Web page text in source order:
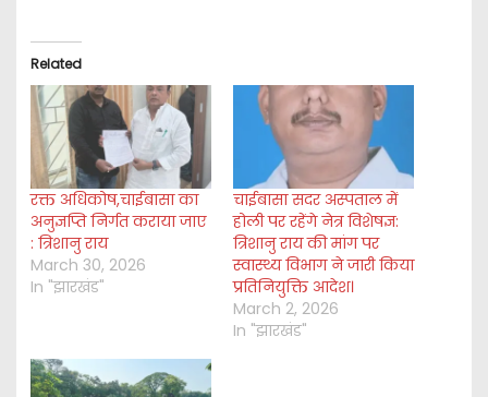
i
n
g
…
Related
रक्त अधिकोष,चाईबासा का
अनुज्ञप्ति निर्गत कराया जाए
: त्रिशानु राय
March 30, 2026
In "झारखंड"
चाईबासा सदर अस्पताल में
होली पर रहेंगे नेत्र विशेषज्ञ:
त्रिशानु राय की मांग पर
स्वास्थ्य विभाग ने जारी किया
प्रतिनियुक्ति आदेश।
March 2, 2026
In "झारखंड"